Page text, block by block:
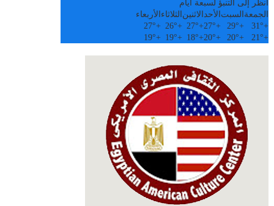
أنظر إلى التنبؤ لسبعة أيام
الجمعة السبت الأحدالاثنين الثلاثاء الأربعاء
+
31°
+
29°
+
27°
+
27°
+
26°
+
27°
+
21°
+
20°
+
20°
+
18°
+
19°
+
19°